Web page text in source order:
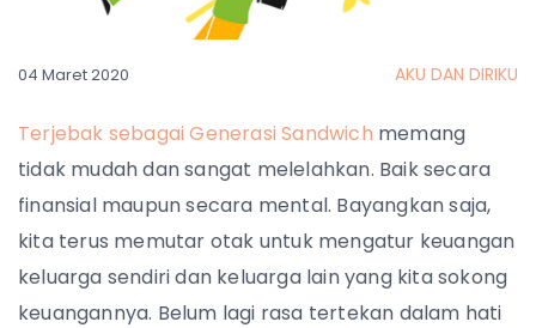
04 Maret 2020 AKU DAN DIRIKU
Terjebak sebagai Generasi Sandwich memang
tidak mudah dan sangat melelahkan. Baik secara
finansial maupun secara mental. Bayangkan saja,
kita terus memutar otak untuk mengatur keuangan
keluarga sendiri dan keluarga lain yang kita sokong
keuangannya. Belum lagi rasa tertekan dalam hati